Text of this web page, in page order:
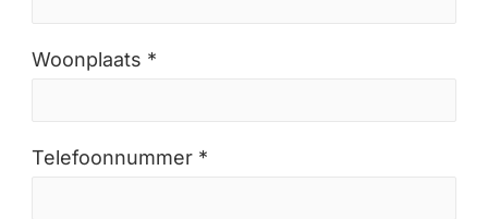
Woonplaats *
Telefoonnummer *